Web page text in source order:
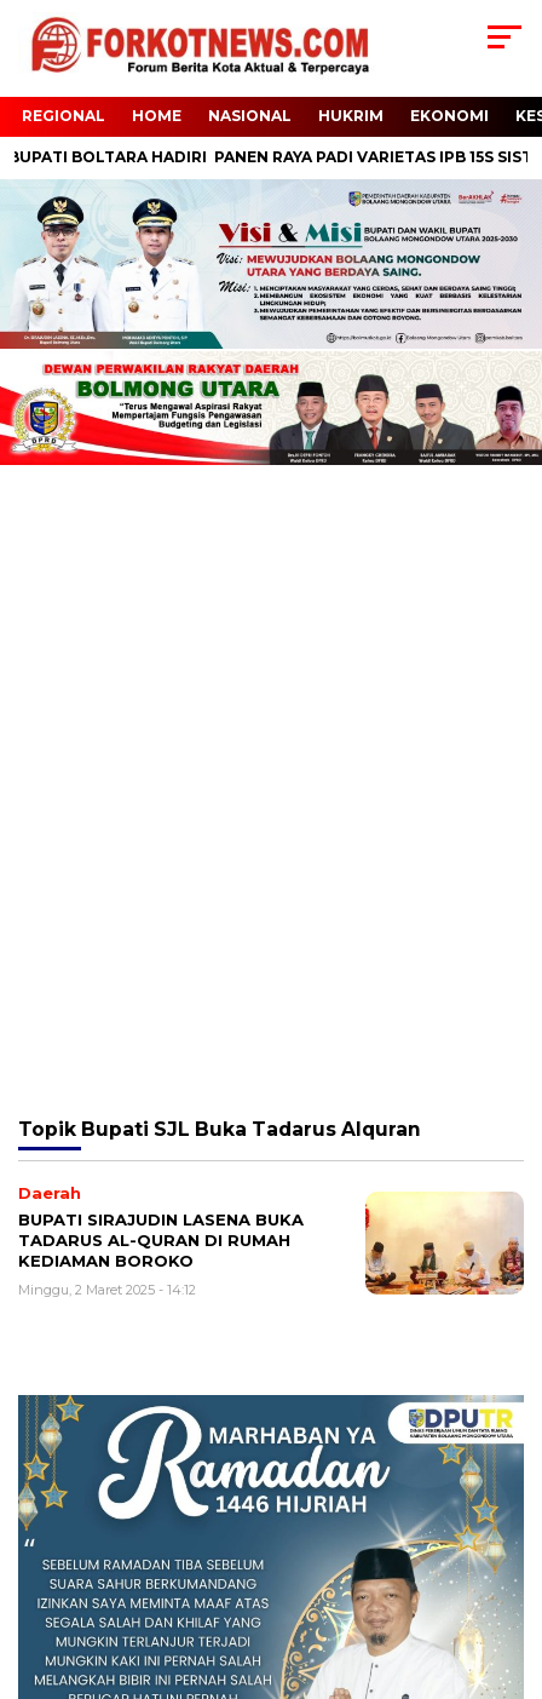
REGIONAL HOME NASIONAL HUKRIM EKONOMI
BOLTARA HADIRI PANEN RAYA PADI VARIETAS IPB 15S SISTIM
Topik Bupati SJL Buka Tadarus Alquran
Daerah
BUPATI SIRAJUDIN LASENA BUKA
TADARUS AL-QURAN DI RUMAH
KEDIAMAN BOROKO
Minggu, 2 Maret 2025 - 14:12